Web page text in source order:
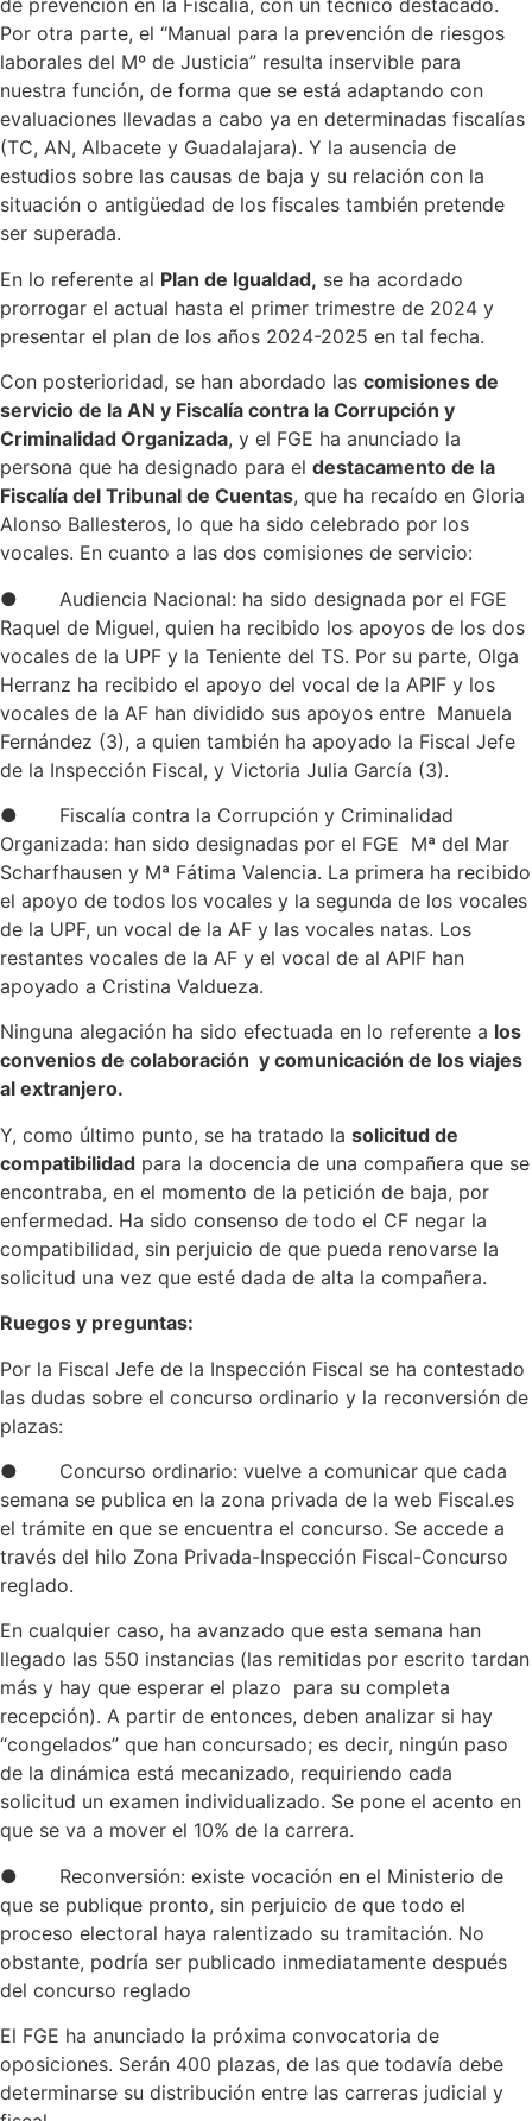
de prevención en la Fiscalía, con un técnico destacado.
Por otra parte, el “Manual para la prevención de riesgos
laborales del Mº de Justicia” resulta inservible para
nuestra función, de forma que se está adaptando con
evaluaciones llevadas a cabo ya en determinadas fiscalías
(TC, AN, Albacete y Guadalajara). Y la ausencia de
estudios sobre las causas de baja y su relación con la
situación o antigüedad de los fiscales también pretende
ser superada.
En lo referente al Plan de Igualdad, se ha acordado
prorrogar el actual hasta el primer trimestre de 2024 y
presentar el plan de los años 2024-2025 en tal fecha.
Con posterioridad, se han abordado las comisiones de
servicio de la AN y Fiscalía contra la Corrupción y
Criminalidad Organizada, y el FGE ha anunciado la
persona que ha designado para el destacamento de la
Fiscalía del Tribunal de Cuentas, que ha recaído en Gloria
Alonso Ballesteros, lo que ha sido celebrado por los
vocales. En cuanto a las dos comisiones de servicio:
● Audiencia Nacional: ha sido designada por el FGE
Raquel de Miguel, quien ha recibido los apoyos de los dos
vocales de la UPF y la Teniente del TS. Por su parte, Olga
Herranz ha recibido el apoyo del vocal de la APIF y los
vocales de la AF han dividido sus apoyos entre Manuela
Fernández (3), a quien también ha apoyado la Fiscal Jefe
de la Inspección Fiscal, y Victoria Julia García (3).
● Fiscalía contra la Corrupción y Criminalidad
Organizada: han sido designadas por el FGE Mª del Mar
Scharfhausen y Mª Fátima Valencia. La primera ha recibido
el apoyo de todos los vocales y la segunda de los vocales
de la UPF, un vocal de la AF y las vocales natas. Los
restantes vocales de la AF y el vocal de al APIF han
apoyado a Cristina Valdueza.
Ninguna alegación ha sido efectuada en lo referente a los
convenios de colaboración y comunicación de los viajes
al extranjero.
Y, como último punto, se ha tratado la solicitud de
compatibilidad para la docencia de una compañera que se
encontraba, en el momento de la petición de baja, por
enfermedad. Ha sido consenso de todo el CF negar la
compatibilidad, sin perjuicio de que pueda renovarse la
solicitud una vez que esté dada de alta la compañera.
Ruegos y preguntas:
Por la Fiscal Jefe de la Inspección Fiscal se ha contestado
las dudas sobre el concurso ordinario y la reconversión de
plazas:
● Concurso ordinario: vuelve a comunicar que cada
semana se publica en la zona privada de la web Fiscal.es
el trámite en que se encuentra el concurso. Se accede a
través del hilo Zona Privada-Inspección Fiscal-Concurso
reglado.
En cualquier caso, ha avanzado que esta semana han
llegado las 550 instancias (las remitidas por escrito tardan
más y hay que esperar el plazo para su completa
recepción). A partir de entonces, deben analizar si hay
“congelados” que han concursado; es decir, ningún paso
de la dinámica está mecanizado, requiriendo cada
solicitud un examen individualizado. Se pone el acento en
que se va a mover el 10% de la carrera.
● Reconversión: existe vocación en el Ministerio de
que se publique pronto, sin perjuicio de que todo el
proceso electoral haya ralentizado su tramitación. No
obstante, podría ser publicado inmediatamente después
del concurso reglado
El FGE ha anunciado la próxima convocatoria de
oposiciones. Serán 400 plazas, de las que todavía debe
determinarse su distribución entre las carreras judicial y